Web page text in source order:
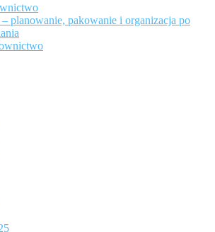
planowanie, pakowanie i organizacja po